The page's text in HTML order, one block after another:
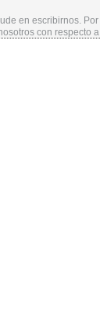
en escribirnos.
con respecto